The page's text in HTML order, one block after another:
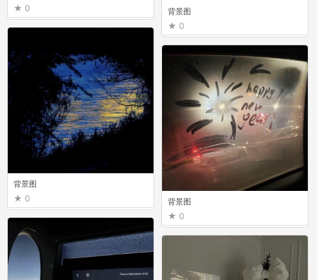
背景图
0
背景图
0 背景图
0
0